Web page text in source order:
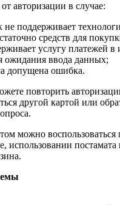
авторизации в случае:
не поддерживает
средств для
услугу платежей в
ожидания ввода данных;
допущена ошибка.
повторить
другой картой или
можно воспользоваться
использовании постамата